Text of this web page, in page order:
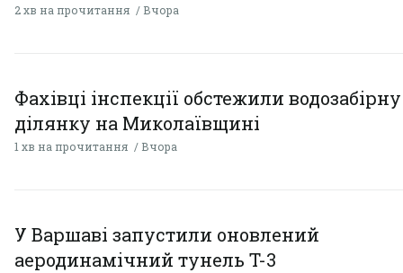
2 хв на прочитання Вчора
Фахівці інспекції обстежили водозабірну
ділянку на Миколаївщині
1 хв на прочитання Вчора
У Варшаві запустили оновлений
аеродинамічний тунель T-3